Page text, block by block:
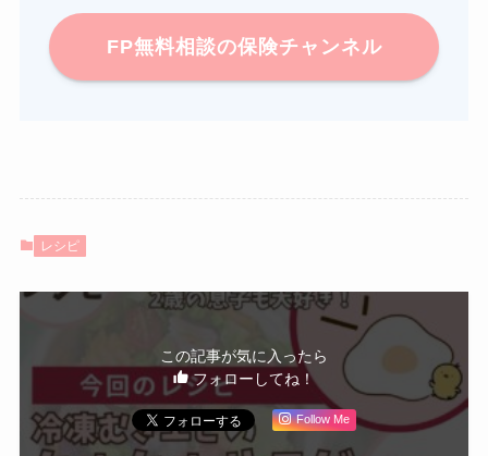
FP無料相談の保険チャンネル
レシピ
この記事が気に入ったら
フォローしてね！
Follow Me